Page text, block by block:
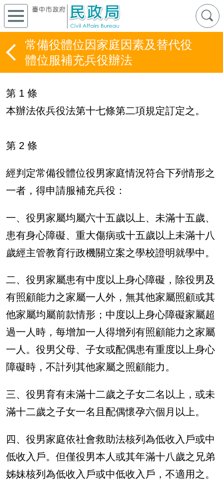
常備役體位因家庭因素及替代役
體位服補充兵役辦法
第 1 條
本辦法依兵役法第十七條第二項規定訂定之。
第 2 條
經判定常備役體位役男家庭情況符合下列情形之
一者，得申請服補充兵役：
一、役男家屬均屬六十五歲以上、未滿十五歲、
患有身心障礙、重大傷病或十五歲以上未滿十八
歲經主管教育行政機關立案之學校證明就學中。
二、役男家屬患有中度以上身心障礙，除役男及
有照顧能力之家屬一人外，無其他家屬照顧或其
他家屬均屬前款情形；中度以上身心障礙家屬超
過一人時，每增加一人得增列有照顧能力之家屬
一人。役男父母、子女或配偶患有重度以上身心
障礙時，不計列其他家屬之照顧能力。
三、役男育有未滿十二歲之子女二名以上，或未
滿十二歲之子女一名且配偶懷孕六個月以上。
四、役男家庭依社會救助法核列為低收入戶或中
低收入戶。但僅役男本人或其年滿十八歲之兄弟
姊妹核列為低收入戶或中低收入戶，不適用之。